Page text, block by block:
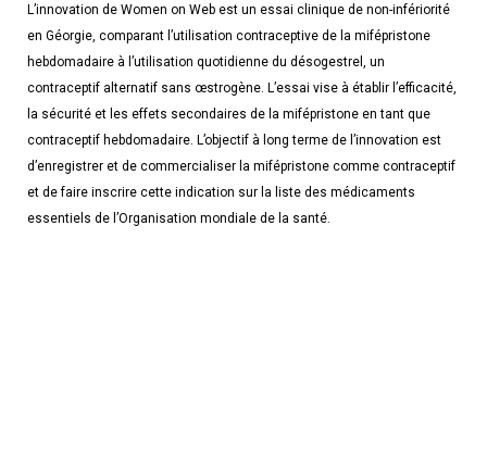
L’innovation de Women on Web est un essai clinique de non-infériorité
en Géorgie, comparant l’utilisation contraceptive de la mifépristone
hebdomadaire à l’utilisation quotidienne du désogestrel, un
contraceptif alternatif sans œstrogène. L’essai vise à établir l’efficacité,
la sécurité et les effets secondaires de la mifépristone en tant que
contraceptif hebdomadaire. L’objectif à long terme de l’innovation est
d’enregistrer et de commercialiser la mifépristone comme contraceptif
et de faire inscrire cette indication sur la liste des médicaments
essentiels de l’Organisation mondiale de la santé.